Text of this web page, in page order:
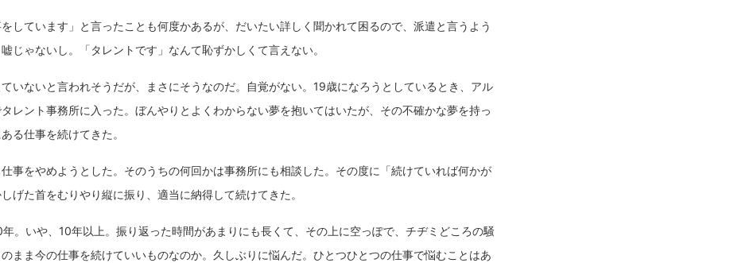
をしています」と言ったことも何度かあるが、だいたい詳しく聞かれて困るので、派遣と言うよう
じゃないし。「タレントです」なんて恥ずかしくて言えない。
いないと言われそうだが、まさにそうなのだ。自覚がない。19歳になろうとしているとき、アル
レント事務所に入った。ぼんやりとよくわからない夢を抱いてはいたが、その不確かな夢を持っ
る仕事を続けてきた。
事をやめようとした。そのうちの何回かは事務所にも相談した。その度に「続けていれば何かが
げた首をむりやり縦に振り、適当に納得して続けてきた。
。いや、10年以上。振り返った時間があまりにも長くて、その上に空っぽで、チヂミどころの騒
まま今の仕事を続けていいものなのか。久しぶりに悩んだ。ひとつひとつの仕事で悩むことはあ